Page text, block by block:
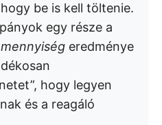
be is kell töltenie.
egy része a
mennyiség eredménye
hogy legyen
és a reagáló